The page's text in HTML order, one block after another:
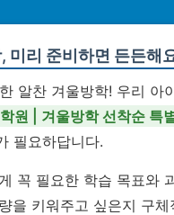
미리 준비하면 든든해
알찬 겨울방학! 우리
원 | 겨울방학 선착순 특
필요하답니다.
꼭 필요한 학습 목표와
을 키워주고 싶은지 구